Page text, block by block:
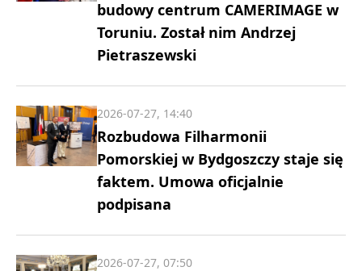
budowy centrum CAMERIMAGE w
Toruniu. Został nim Andrzej
Pietraszewski
Rozbudowa Filharmonii
Pomorskiej w Bydgoszczy staje się
faktem. Umowa oficjalnie
podpisana
2026-07-27, 14:40
2026-07-27, 07:50